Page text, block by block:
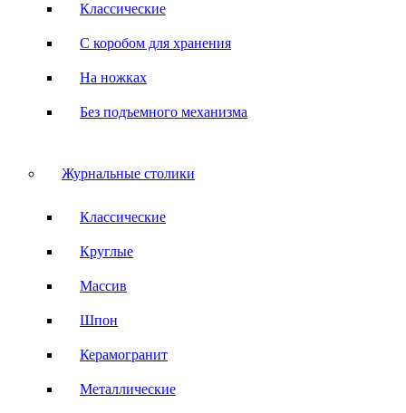
Классические
С коробом для хранения
На ножках
Без подъемного механизма
Журнальные столики
Классические
Круглые
Массив
Шпон
Керамогранит
Металлические